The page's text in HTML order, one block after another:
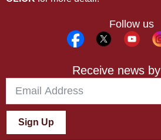
Follow us
Receive news
Sign Up